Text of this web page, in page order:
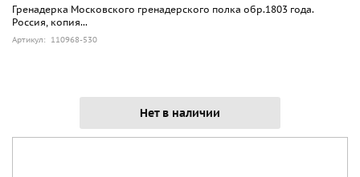
Гренадерка Московского гренадерского полка обр.1803 года.
Россия, копия...
Артикул: 110968-530
Нет в наличии